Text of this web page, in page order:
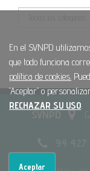
SVNPD
En el SVNPD
que todo funciona
política de cookies.
"Aceptar" o
RECHAZAR SU USO.
Aceptar